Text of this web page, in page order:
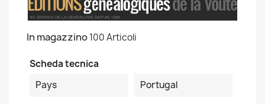
In magazzino100 Articoli
Scheda tecnica
Pays
Portugal